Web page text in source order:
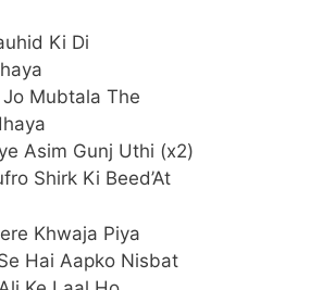
Ki Di
Mubtala The
Asim Gunj Uthi (x2)
Shirk Ki Beed’At
Khwaja Piya
Hai Aapko Nisbat